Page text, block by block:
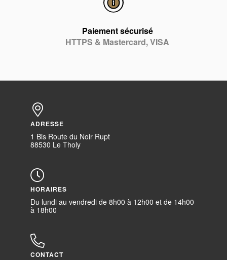
Paiement sécurisé
HTTPS & Mastercard, VISA
ADRESSE
1 Bis Route du Noir Rupt
88530 Le Tholy
HORAIRES
Du lundi au vendredi de 8h00 à 12h00 et de 14h00
à 18h00
CONTACT